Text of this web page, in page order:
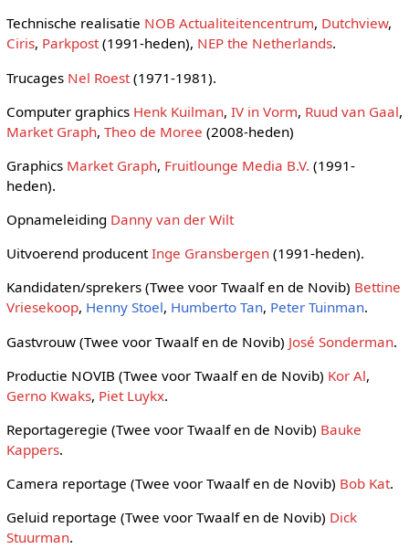
Technische realisatie NOB Actualiteitencentrum, Dutchview,
Ciris, Parkpost(1991-heden), NEP the Netherlands.
Trucages Nel Roest(1971-1981).
Computer graphics Henk Kuilman, IV in Vorm, Ruud van Gaal,
Market Graph, Theo de Moree (2008-heden)
Graphics Market Graph, Fruitlounge Media B.V. (1991-
heden).
Opnameleiding Danny van der Wilt
Uitvoerend producentInge Gransbergen(1991-heden).
Kandidaten/sprekers (Twee voor Twaalf en de Novib) Bettine
Vriesekoop, Henny Stoel, Humberto Tan, Peter Tuinman.
Gastvrouw (Twee voor Twaalf en de Novib) José Sonderman.
Productie NOVIB (Twee voor Twaalf en de Novib) Kor Al,
Gerno Kwaks, Piet Luykx.
Reportageregie (Twee voor Twaalf en de Novib) Bauke
Kappers.
Camera reportage (Twee voor Twaalf en de Novib) Bob Kat.
Geluid reportage (Twee voor Twaalf en de Novib) Dick
Stuurman.